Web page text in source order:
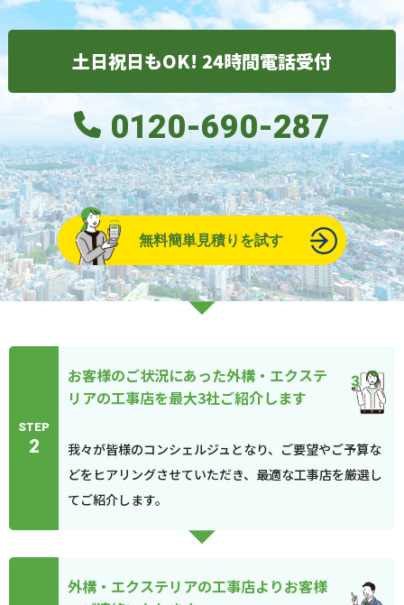
土日祝日もOK! 24時間電話受付
0120-690-287
無料簡単見積りを試す
STEP
2
お客様のご状況にあった外構・エクステ
リアの工事店を最大3社ご紹介します
我々が皆様のコンシェルジュとなり、ご要望やご予算な
どをヒアリングさせていただき、最適な工事店を厳選し
てご紹介します。
外構・エクステリアの工事店よりお客様